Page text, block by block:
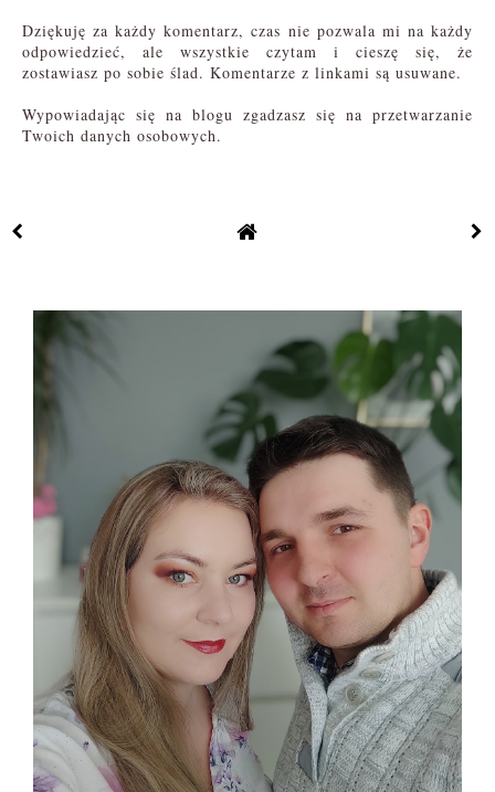
Dziękuję za każdy komentarz, czas nie pozwala mi na każdy
odpowiedzieć, ale wszystkie czytam i cieszę się, że
zostawiasz po sobie ślad. Komentarze z linkami są usuwane.
Wypowiadając się na blogu zgadzasz się na przetwarzanie
Twoich danych osobowych.